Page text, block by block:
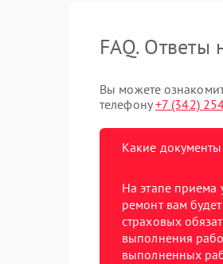
FAQ. Ответы
Вы можете
телефону+7 (342)
Какие
На этапе приема
ремонт вам
страховых
выполнения
выполненных